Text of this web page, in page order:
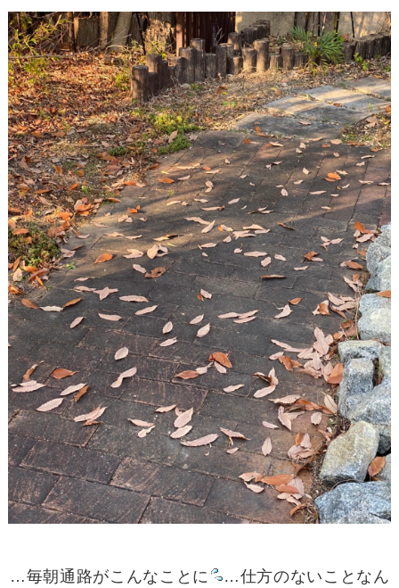
…毎朝通路がこんなことに
…仕方のないことなん